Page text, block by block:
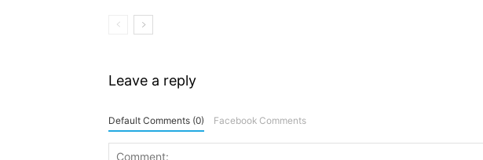
Leave a reply
Default Comments (0) Facebook Comments